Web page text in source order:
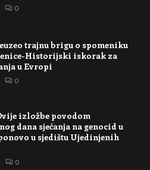
0
trajnu brigu o spomeniku
Historijski iskorak za
u Evropi
0
izložbe povodom
dana sjećanja na genocid u
u sjedištu Ujedinjenih
0